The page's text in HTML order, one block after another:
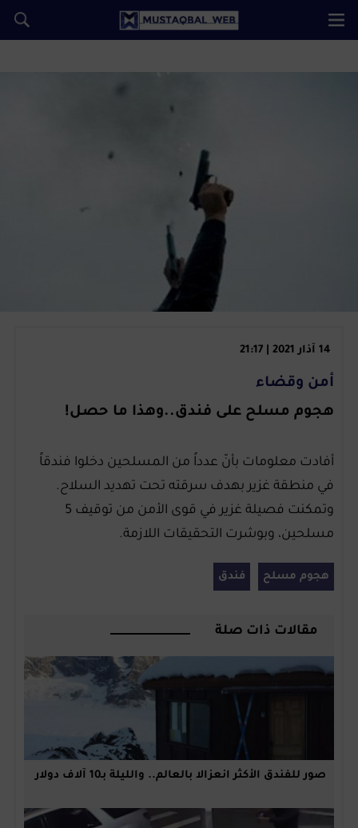
14 آذار 2021 | 21:17
أمن وقضاء
هجوم مسلح على فندق..وهذا ما حصل!
أفادت معلومات بأنّ عدداً من المسلحين دخلوا فندقاً
في منطقة غزير بهدف سرقته تحت تهديد السلاح.
وتمكنت فصيلة غزير في قوى الأمن من توقيف 5
مسلحين، وبوشرت التحقيقات اللازمة.
هجوم مسلح فندق
مقالات ذات صلة
صور للفندق الأكثر انعزالا بالعالم.. والليلة بـ10 آلاف دولار